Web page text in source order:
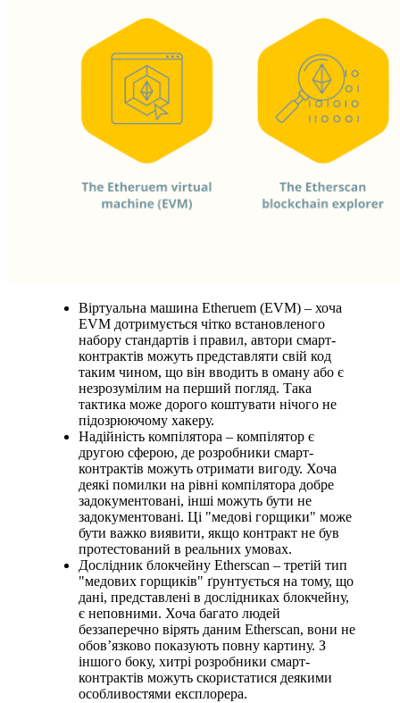
Віртуальна машина Etheruem (EVM) – хоча
EVM дотримується чітко встановленого
набору стандартів і правил, автори смарт-
контрактів можуть представляти свій код
таким чином, що він вводить в оману або є
незрозумілим на перший погляд. Така
тактика може дорого коштувати нічого не
підозрюючому хакеру.
Надійність компілятора – компілятор є
другою сферою, де розробники смарт-
контрактів можуть отримати вигоду. Хоча
деякі помилки на рівні компілятора добре
задокументовані, інші можуть бути не
задокументовані. Ці "медові горщики" може
бути важко виявити, якщо контракт не був
протестований в реальних умовах.
Дослідник блокчейну Etherscan – третій тип
"медових горщиків" ґрунтується на тому, що
дані, представлені в дослідниках блокчейну,
є неповними. Хоча багато людей
беззаперечно вірять даним Etherscan, вони не
обов’язково показують повну картину. З
іншого боку, хитрі розробники смарт-
контрактів можуть скористатися деякими
особливостями експлорера.